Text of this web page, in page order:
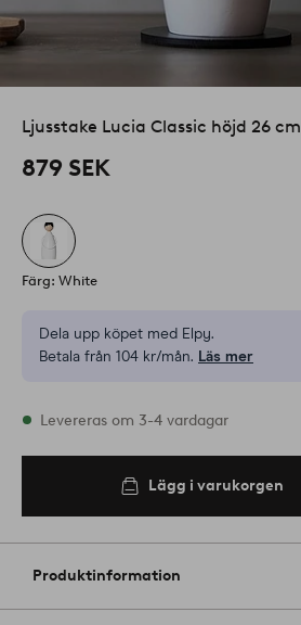
Ljusstake Lucia Classic höjd 26 cm
879 SEK
Färg: White
Dela upp köpet med Elpy.
Betala från 104 kr/mån. Läs mer
I lager
Levereras om 3-4 vardagar
Lägg i varukorgen
Produktinformation